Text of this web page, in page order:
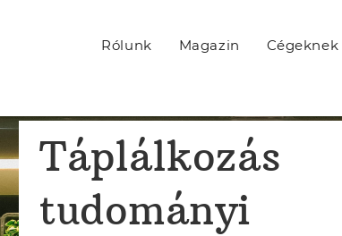
Rólunk Magazin Cégeknek
Táplálkozás
tudományi